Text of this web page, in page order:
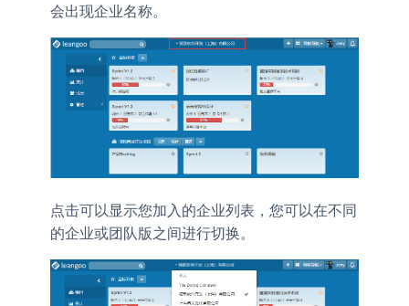
会出现企业名称。
点击可以显示您加入的企业列表，您可以在不同
的企业或团队版之间进行切换。